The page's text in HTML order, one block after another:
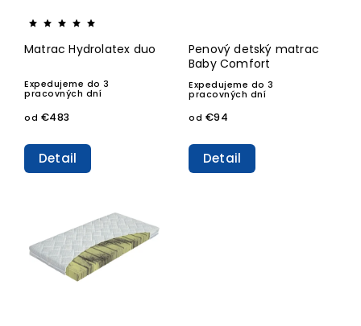
Matrac Hydrolatex duo
Expedujeme do 3
pracovných dní
od €483
Detail
Penový detský matrac
Baby Comfort
Expedujeme do 3
pracovných dní
od €94
Detail